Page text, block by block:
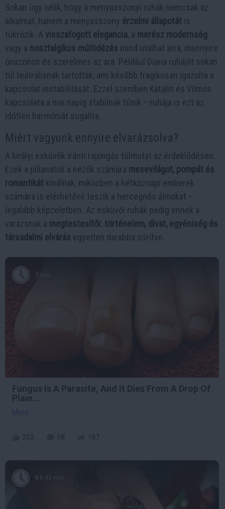
Sokan úgy vélik, hogy a menyasszonyi ruhák nemcsak az
alkalmat, hanem a menyasszony érzelmi állapotát is
tükrözik. A visszafogott elegancia, a merész modernség
vagy a nosztalgikus múltidézés mind utalhat arra, mennyire
önazonos és szerelmes az ara. Például Diana ruháját sokan
túl teátrálisnak tartották, ami később tragikusan igazolta a
kapcsolat instabilitását. Ezzel szemben Katalin és Vilmos
kapcsolata a mai napig stabilnak tűnik – ruhája is ezt az
időtlen harmóniát sugallta.
Miért vagyunk ennyire elvarázsolva?
A királyi esküvők iránti rajongás túlmutat az érdeklődésen.
Ezek a pillanatok a nézők számára mesevilágot, pompát és
romantikát kínálnak, miközben a hétköznapi emberek
számára is elérhetővé teszik a hercegnős álmokat –
legalább képzeletben. Az esküvői ruhák pedig ennek a
varázsnak a megtestesítői
történelem, divat, egyéniség és
társadalmi elvárás egyetlen darabba sűrítve.
7 min
Fungus Is A Parasite, And It Dies From A Drop Of
Plain...
More
8 h 33 min